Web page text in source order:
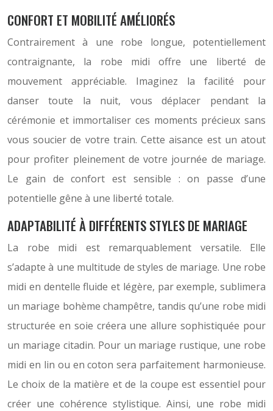
CONFORT ET MOBILITÉ AMÉLIORÉS
Contrairement à une robe longue, potentiellement
contraignante, la robe midi offre une liberté de
mouvement appréciable. Imaginez la facilité pour
danser toute la nuit, vous déplacer pendant la
cérémonie et immortaliser ces moments précieux sans
vous soucier de votre train. Cette aisance est un atout
pour profiter pleinement de votre journée de mariage.
Le gain de confort est sensible : on passe d’une
potentielle gêne à une liberté totale.
ADAPTABILITÉ À DIFFÉRENTS STYLES DE MARIAGE
La robe midi est remarquablement versatile. Elle
s’adapte à une multitude de styles de mariage. Une robe
midi en dentelle fluide et légère, par exemple, sublimera
un mariage bohème champêtre, tandis qu’une robe midi
structurée en soie créera une allure sophistiquée pour
un mariage citadin. Pour un mariage rustique, une robe
midi en lin ou en coton sera parfaitement harmonieuse.
Le choix de la matière et de la coupe est essentiel pour
créer une cohérence stylistique. Ainsi, une robe midi